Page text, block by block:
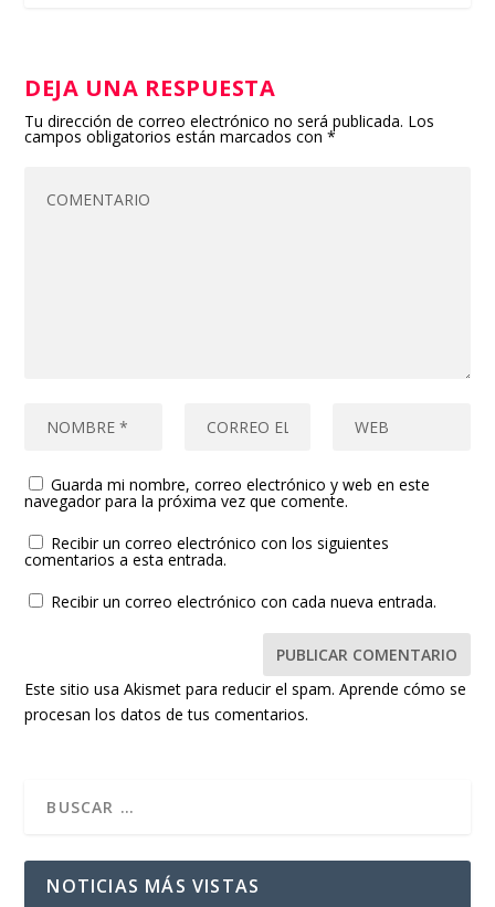
DEJA UNA RESPUESTA
Tu dirección de correo electrónico no será publicada. Los
campos obligatorios están marcados con*
Guarda mi nombre, correo electrónico y web en este
navegador para la próxima vez que comente.
Recibir un correo electrónico con los siguientes
comentarios a esta entrada.
Recibir un correo electrónico con cada nueva entrada.
Este sitio usa Akismet para reducir el spam.Aprende cómo se
procesan los datos de tus comentarios.
NOTICIAS MÁS VISTAS